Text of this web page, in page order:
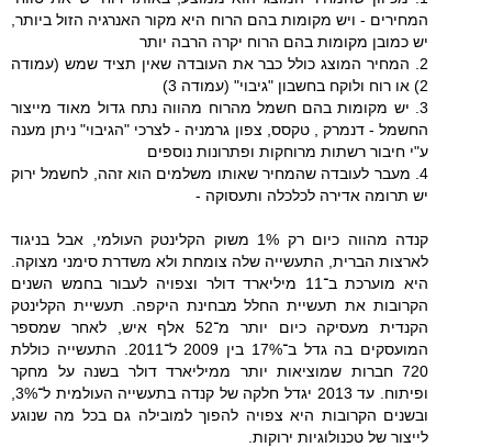
המחירים - ויש מקומות בהם הרוח היא מקור האנרגיה הזול ביותר,
יש כמובן מקומות בהם הרוח יקרה הרבה יותר
2. המחיר המוצג כולל כבר את העובדה שאין תציד שמש (עמודה
2) או רוח ולוקח בחשבון "גיבוי" (עמודה 3)
3. יש מקומות בהם חשמל מהרוח מהווה נתח גדול מאוד מייצור
החשמל - דנמרק , טקסס, צפון גרמניה - לצרכי "הגיבוי" ניתן מענה
ע"י חיבור רשתות מרוחקות ופתרונות נוספים
4. מעבר לעובדה שהמחיר שאותו משלמים הוא זהה, לחשמל ירוק
יש תרומה אדירה לכלכלה ותעסוקה -
קנדה מהווה כיום רק 1% משוק הקלינטק העולמי, אבל בניגוד
לארצות הברית, התעשייה שלה צומחת ולא משדרת סימני מצוקה.
היא מוערכת ב־11 מיליארד דולר וצפויה לעבור בחמש השנים
הקרובות את תעשיית החלל מבחינת היקפה. תעשיית הקלינטק
הקנדית מעסיקה כיום יותר מ־52 אלף איש, לאחר שמספר
המועסקים בה גדל ב־17% בין 2009 ל־2011. התעשייה כוללת
720 חברות שמוציאות יותר ממיליארד דולר בשנה על מחקר
ובשנים הקרובות היא צפויה להפוך למובילה גם בכל מה שנוגע
לייצור של טכנולוגיות ירוקות.